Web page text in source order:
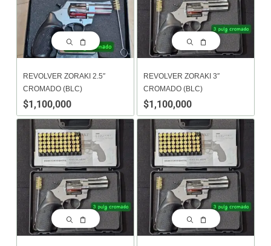
REVOLVER ZORAKI 2.5″
CROMADO (BLC)
$1,100,000
REVOLVER ZORAKI 3″
CROMADO (BLC)
$1,100,000